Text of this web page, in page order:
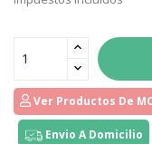
Ver Productos De
Envio A Domicilio